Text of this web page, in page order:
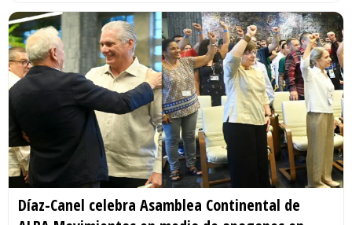
Díaz-Canel celebra Asamblea Continental de